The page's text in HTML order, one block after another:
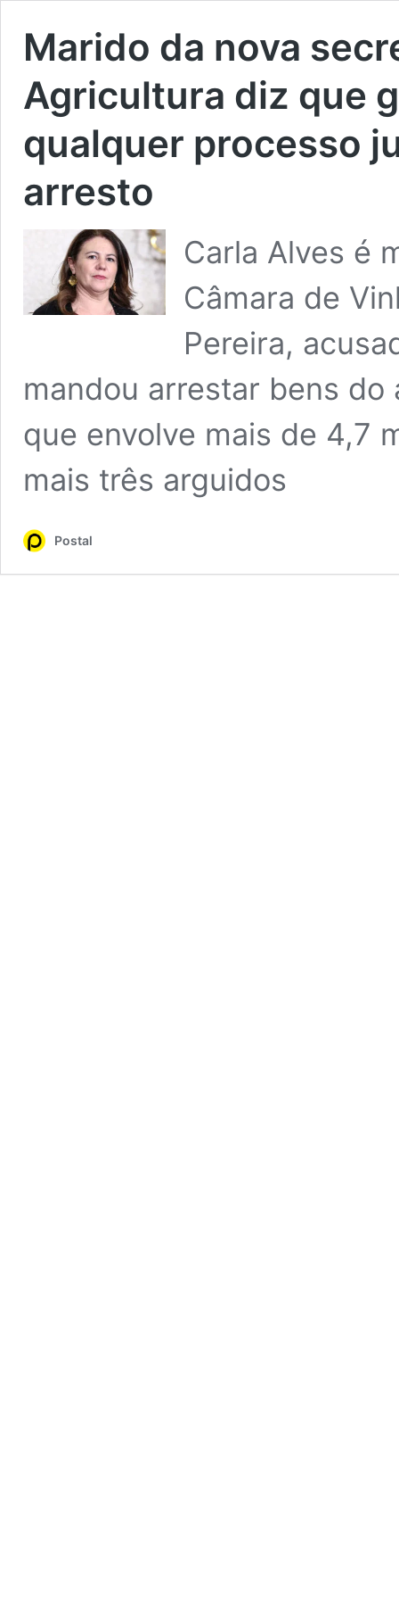
Marido da nova
Agricultura diz que
qualquer processo
arresto
Carla Alves é
Câmara de
Pereira,
mandou arrestar bens
que envolve mais de 4,7
mais três arguidos
Postal